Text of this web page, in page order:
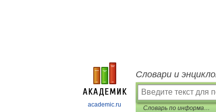
academic.ru
Словари и
Словарь по информации, библиотечному и издательскому делу